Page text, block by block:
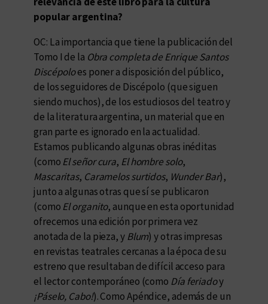
popular argentina?
OC: La importancia que tiene la publicación del
Tomo I de la Obra completa de Enrique Santos
Discépoloes poner a disposición del público,
de los seguidores de Discépolo (que siguen
siendo muchos), de los estudiosos del teatro y
de la literatura argentina, un material que en
gran parte es ignorado en la actualidad.
Estamos publicando algunas obras inéditas
(comoEl señor cura, El hombre solo,
Mascaritas, Caramelos surtidos, Wunder Bar),
junto a algunas otras que sí se publicaron
(comoEl organito, aunque en esta oportunidad
ofrecemos una edición por primera vez
anotada de la pieza, yBlum) y otras impresas
en revistas teatrales cercanas a la época de su
estreno que resultaban de difícil acceso para
el lector contemporáneo (como Día feriadoy
¡Páselo, Cabo!). Como Apéndice, además de un